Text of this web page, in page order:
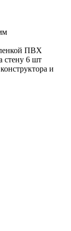
ПВХ
стену 6 шт
и